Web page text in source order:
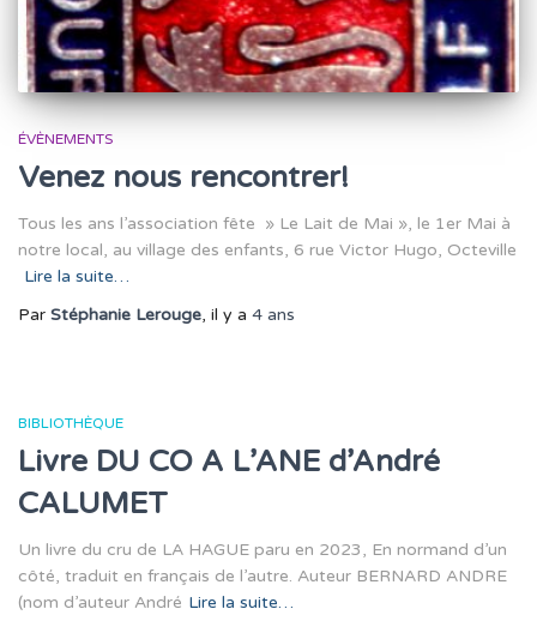
ÉVÈNEMENTS
Venez nous rencontrer!
Tous les ans l’association fête » Le Lait de Mai », le 1er Mai à
notre local, au village des enfants, 6 rue Victor Hugo, Octeville
Lire la suite…
Par Stéphanie Lerouge, il y a 4 ans
BIBLIOTHÈQUE
Livre DU CO A L’ANE d’André
CALUMET
Un livre du cru de LA HAGUE paru en 2023, En normand d’un
côté, traduit en français de l’autre. Auteur BERNARD ANDRE
(nom d’auteur André Lire la suite…